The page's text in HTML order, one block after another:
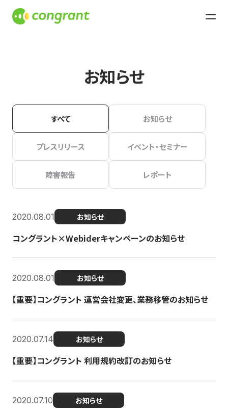
お知らせ
すべて お知らせ
プレスリリース イベント・セミナー
障害報告 レポート
2020.08.01 お知らせ
コングラント×Webiderキャンペーンのお知らせ
2020.08.01 お知らせ
【重要】コングラント 運営会社変更、業務移管のお知らせ
2020.07.14 お知らせ
【重要】コングラント 利用規約改訂のお知らせ
2020.07.10 お知らせ